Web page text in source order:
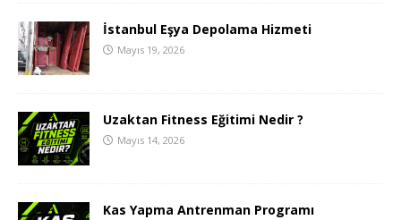
İstanbul Eşya Depolama Hizmeti
Mayıs 19, 2026
Uzaktan Fitness Eğitimi Nedir ?
Mayıs 14, 2026
Kas Yapma Antrenman Programı